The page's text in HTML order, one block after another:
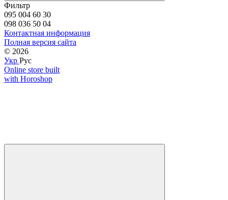
Фильтр
095 004 60 30
098 036 50 04
Контактная информация
Полная версия сайта
© 2026
Укр Рус
Online store built
with Horoshop